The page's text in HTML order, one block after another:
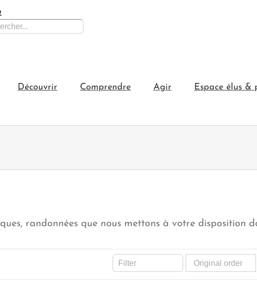
Découvrir Comprendre Agir Espace élus &
randonnées que nous mettons à votre disposition